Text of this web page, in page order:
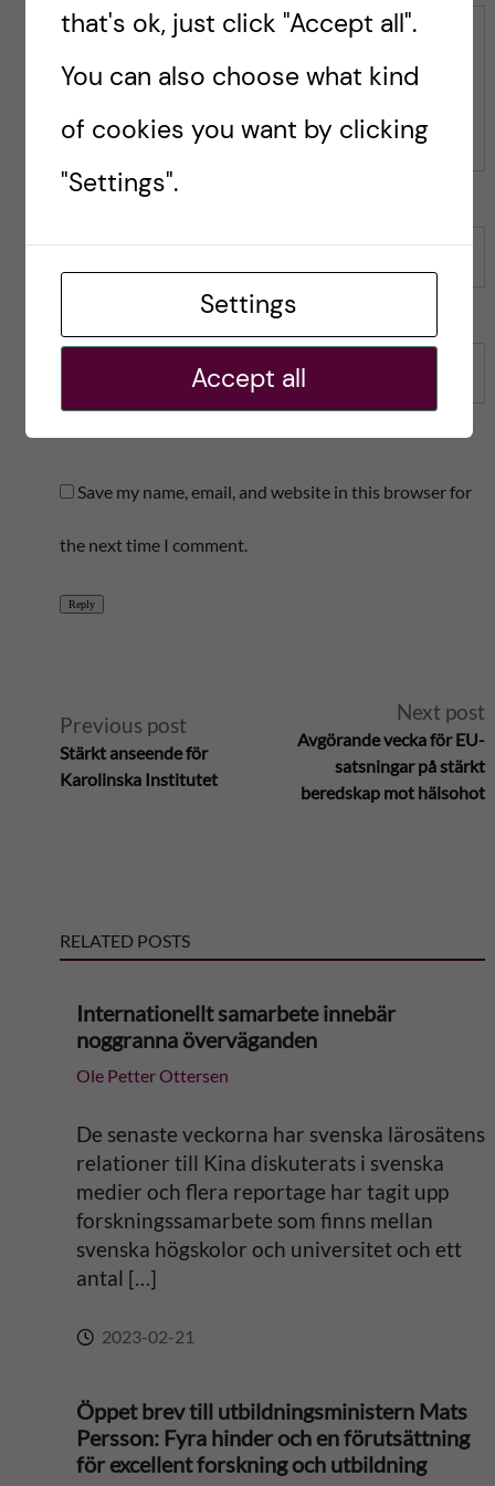
p
s
t
s
o
Comment
Save my name, email, and website in this browser for
the next time I comment.
Reply
l
Previous post
Stärkt anseende för
Karolinska Institutet
Next post
Avgörande vecka för EU-
satsningar på stärkt
beredskap mot hälsohot
RELATED POSTS
Internationellt samarbete innebär
noggranna överväganden
Ole Petter Ottersen
De senaste veckorna har svenska lärosätens
relationer till Kina diskuterats i svenska
medier och flera reportage har tagit upp
forskningssamarbete som finns mellan
svenska högskolor och universitet och ett
antal […]
2023-02-21
Öppet brev till utbildningsministern Mats
Persson: Fyra hinder och en förutsättning
för excellent forskning och utbildning
that's ok, just click "Accept all".
You can also choose what kind
of cookies you want by clicking
"Settings".
Settings
Accept all